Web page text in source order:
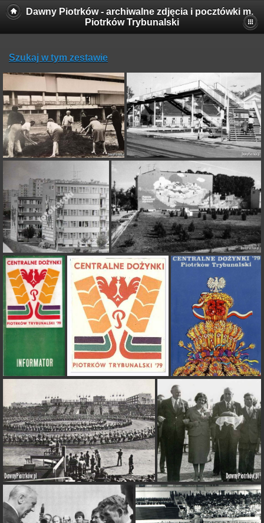
Dawny Piotrków - archiwalne zdjęcia i pocztówki m.
Piotrków Trybunalski
Szukaj w tym zestawie